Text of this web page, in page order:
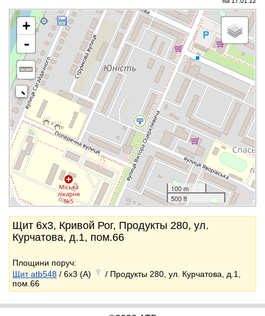
+
-
100 m
500 ft
Щит 6x3, Кривой Рог, Продукты 280, ул.
Курчатова, д.1, пом.66
Площини поруч:
Щит atb548 / 6x3 (A)
/ Продукты 280, ул. Курчатова, д.1,
пом.66